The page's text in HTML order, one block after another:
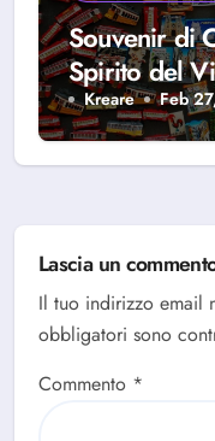
Souvenir di
Spirito del
Kreare Feb
Lascia un
Il tuo indirizzo email
obbligatori sono
Commento *